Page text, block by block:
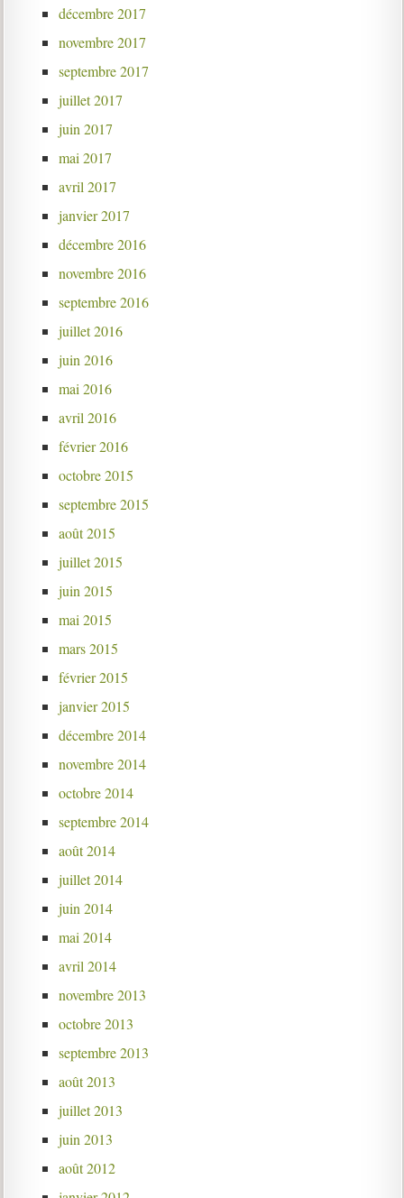
décembre 2017
novembre 2017
septembre 2017
juillet 2017
juin 2017
mai 2017
avril 2017
janvier 2017
décembre 2016
novembre 2016
septembre 2016
juillet 2016
juin 2016
mai 2016
avril 2016
février 2016
octobre 2015
septembre 2015
août 2015
juillet 2015
juin 2015
mai 2015
mars 2015
février 2015
janvier 2015
décembre 2014
novembre 2014
octobre 2014
septembre 2014
août 2014
juillet 2014
juin 2014
mai 2014
avril 2014
novembre 2013
octobre 2013
septembre 2013
août 2013
juillet 2013
juin 2013
août 2012